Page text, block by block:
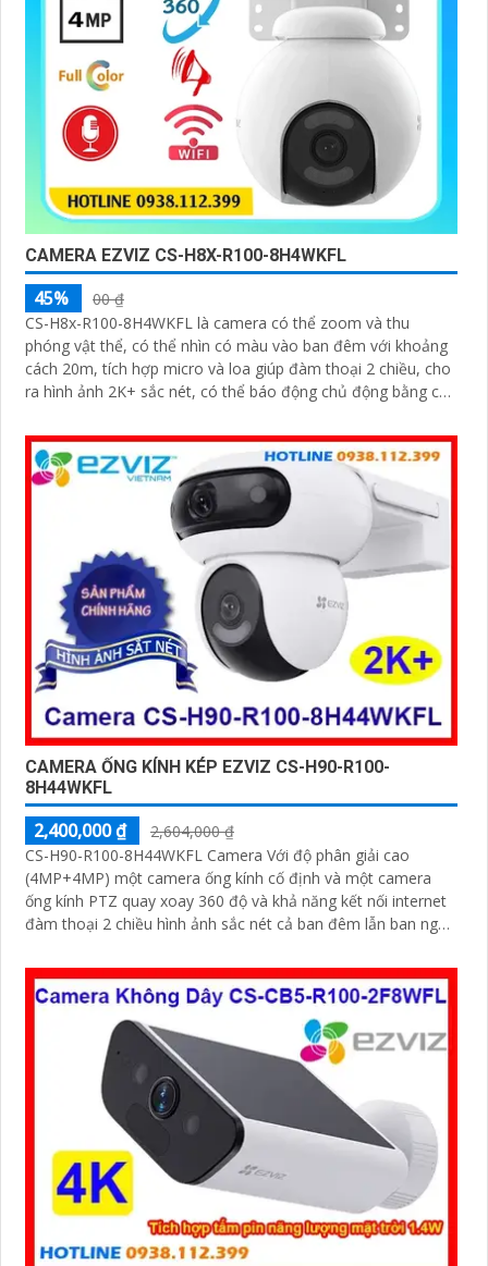
CAMERA EZVIZ CS-H8X-R100-8H4WKFL
45%
00 ₫
CS-H8x-R100-8H4WKFL là camera có thể zoom và thu
phóng vật thể, có thể nhìn có màu vào ban đêm với khoảng
cách 20m, tích hợp micro và loa giúp đàm thoại 2 chiều, cho
ra hình ảnh 2K+ sắc nét, có thể báo động chủ động bằng còi
CAMERA ỐNG KÍNH KÉP EZVIZ CS-H90-R100-
8H44WKFL
2,400,000 ₫
2,604,000 ₫
CS-H90-R100-8H44WKFL Camera Với độ phân giải cao
(4MP+4MP) một camera ống kính cố định và một camera
ống kính PTZ quay xoay 360 độ và khả năng kết nối internet
đàm thoại 2 chiều hình ảnh sắc nét cả ban đêm lẫn ban ngày
Camera an ninh không dây CS-H90-R100-8H44WKFL mang
đến sự an toàn và tiện lợi.